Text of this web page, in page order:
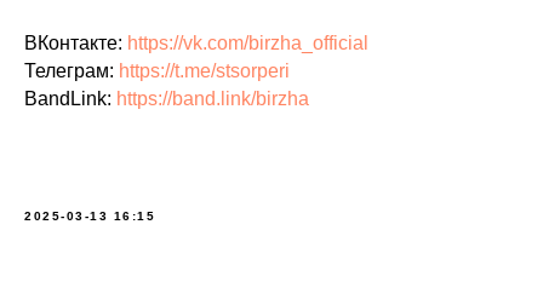
ВКонтакте: https://vk.com/birzha_official
Телеграм: https://t.me/stsorperi
BandLink: https://band.link/birzha
2025-03-13 16:15